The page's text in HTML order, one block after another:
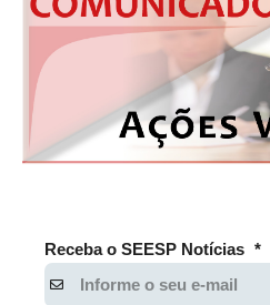
Receba o SEESP Notícias *